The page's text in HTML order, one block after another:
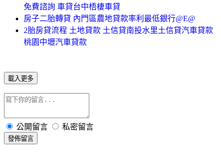
免費諮詢 車貸台中梧棲車貸
房子二胎轉貸 內門區農地貸款率利最低銀行@E@
2胎房貸流程 土地貸款 土信貸南投水里土信貸汽車貸款
桃園中壢汽車貸款
載入更多
公開留言 私密留言
發佈留言